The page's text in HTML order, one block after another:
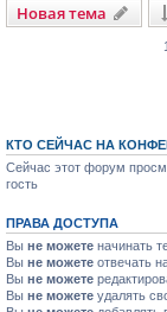
Новая тема
КТО СЕЙЧАС НА
Сейчас этот форум
гость
ПРАВА ДОСТУПА
Вы не можете начинать
Вы не можете отвечать
Вы не можете
Вы не можете удалять